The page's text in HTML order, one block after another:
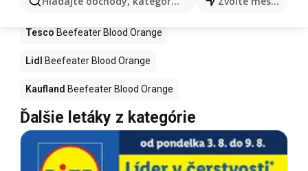
kúpiť?
Tesco Beefeater Blood Orange
Lidl Beefeater Blood Orange
Kaufland Beefeater Blood Orange
Ďalšie letáky z kategórie